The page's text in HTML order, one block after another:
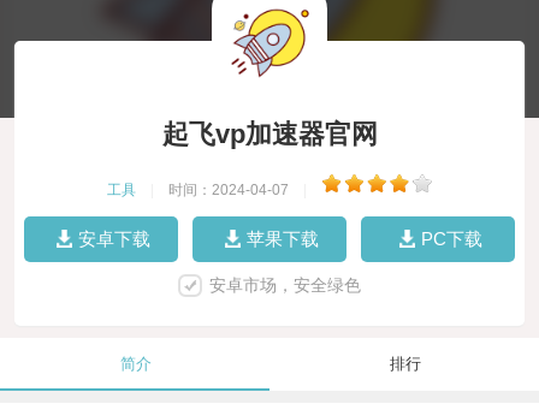
起飞vp加速器官网
工具 时间：2024-04-07
安卓下载 苹果下载 PC下载
安卓市场，安全绿色
简介 排行